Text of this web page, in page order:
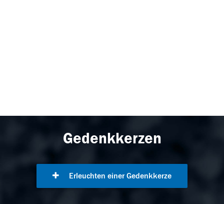
Gedenkkerzen
Erleuchten einer Gedenkkerze